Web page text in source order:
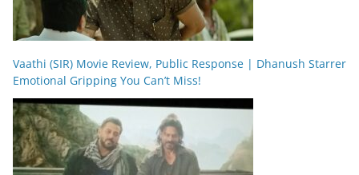
Vaathi (SIR) Movie Review, Public Response | Dhanush Starrer
Emotional Gripping You Can’t Miss!